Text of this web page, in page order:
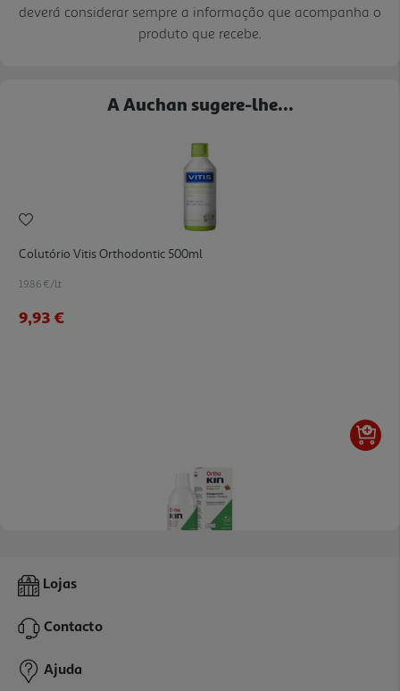
deverá considerar sempre a informação que acompanha o
produto que recebe.
A Auchan sugere-lhe...
Colutório Vitis Orthodontic 500ml
19.86 €/Lt
9,93 €
Colutório Kin Ortho Morango E Menta 500ml
11,75 €
Lojas
Contacto
Ajuda